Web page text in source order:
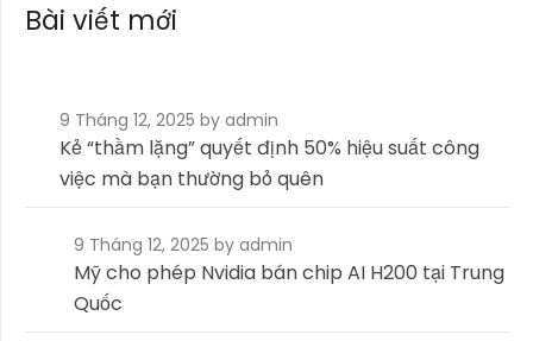
Bài viết mới
9 Tháng 12, 2025by admin
Kẻ “thầm lặng” quyết định 50% hiệu suất công
việc mà bạn thường bỏ quên
9 Tháng 12, 2025 by admin
Mỹ cho phép Nvidia bán chip AI H200 tại Trung
Quốc